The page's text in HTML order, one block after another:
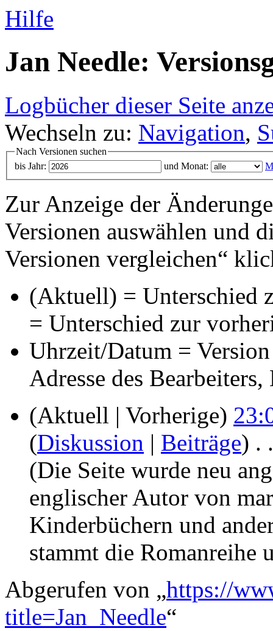
Hilfe
Jan Needle:
Logbücher dieser Seite
Wechseln zu: Navigation,
Nach Versionen suchen
bis Jahr:
und Monat:
Zur Anzeige der
Versionen auswählen und
Versionen vergleichen“
(Aktuell) = Unterschied
= Unterschied zur
Uhrzeit/Datum =
Adresse des
(Aktuell | Vorherige)
(Diskussion | Beiträge) . .
(Die Seite wurde neu
englischer Autor von
Kinderbüchern und
stammt die Romanreihe
Abgerufen von „https://
title=Jan_Needle“